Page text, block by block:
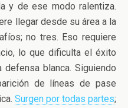
y de ese modo ralentiza.
llegar desde su área a la
no tres. Eso requiere
lo que dificulta el éxito
blanca. Siguiendo
de líneas de pase
Surgen por todas partes;